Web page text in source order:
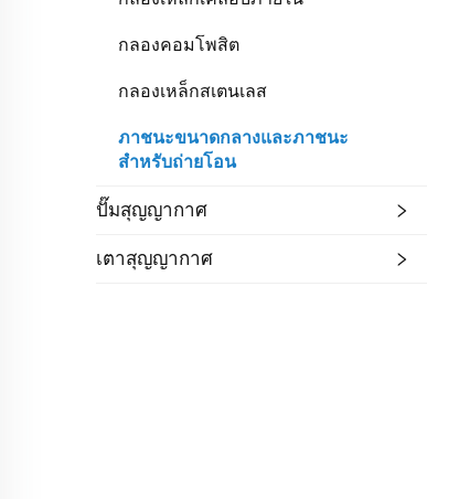
กลองคอมโพสิต
กลองเหล็กสเตนเลส
ภาชนะขนาดกลางและภาชนะ
สำหรับถ่ายโอน
ปั๊มสุญญากาศ
เตาสุญญากาศ